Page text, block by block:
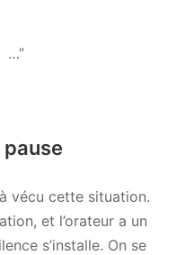
…”
vécu cette situation.
et l’orateur a un
s’installe. On se